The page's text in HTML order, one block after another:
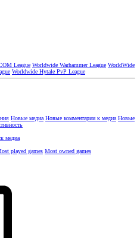
League Worldwide Warhammer League WorldWide
Worldwide Hytale PvP League
Новые медиа Новые комментарии к медиа Новые
медиа
played games Most owned games